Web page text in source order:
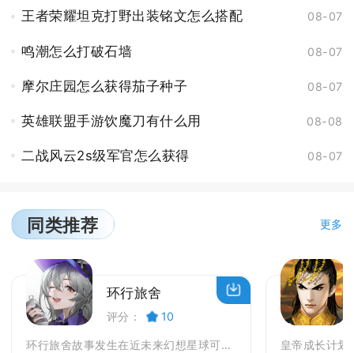
王者荣耀坦克打野出装铭文怎么搭配 08-07
鸣潮怎么打破石墙 08-07
摩尔庄园怎么获得茄子种子 08-07
英雄联盟手游饮魔刀有什么用 08-08
二战风云2s级军官怎么获得 08-07
同类推荐 更多
环行旅舍
评分： 10
环行旅舍故事发生在近未来幻想星球可斯莫尔，玩家将化...